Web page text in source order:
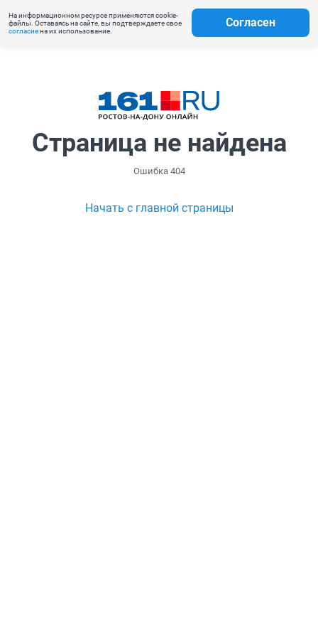
На информационном ресурсе применяются cookie-
файлы. Оставаясь на сайте, вы подтверждаете свое
согласиена их использование.
Согласен
Страница не найдена
Ошибка 404
Начать с главной страницы